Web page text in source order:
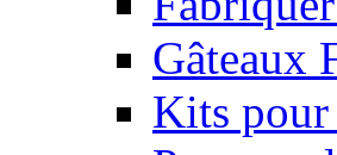
Gâteaux
Kits pour